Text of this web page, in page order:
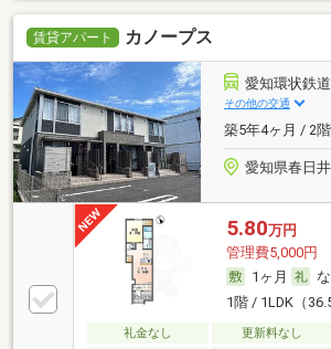
賃貸アパート カノープス
愛知環状鉄
その他の交通
築5年4ヶ月 / 2
愛知県春日
5.80万円
管理費5,000円
1ヶ月
1階 / 1LDK（
礼金なし 更新料なし